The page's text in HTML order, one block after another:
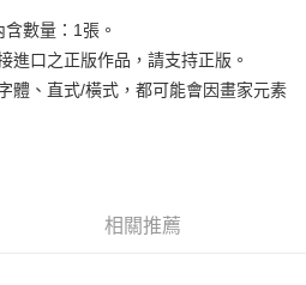
數量：1張。
進口之正版作品，請支持正版。
體、直式/橫式，都可能會因畫家元素
相關推薦